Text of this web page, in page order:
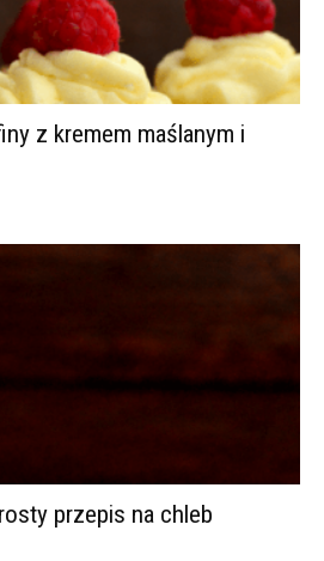
z kremem maślanym i
przepis na chleb